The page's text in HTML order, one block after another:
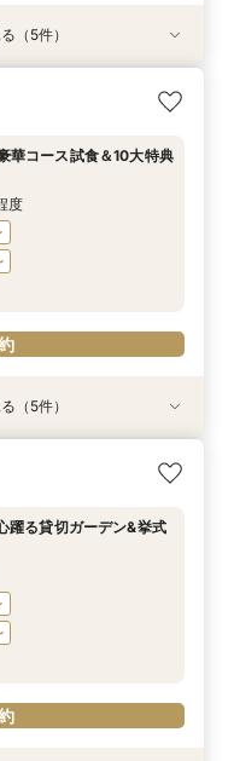
ワンちゃんも一緒！貸切
華コース試食＆10大特典
相談会】スマホで簡単！
渾身の豪華フレンチ試食
なし」アップ額が少ない
（5件）
華コース試食＆10大特典
度
ワンちゃんも一緒！貸切
相談会】スマホで簡単！
渾身の豪華フレンチ試食
なし」アップ額が少ない
特典★貸切邸宅ALL体験
（5件）
躍る貸切ガーデン&挙式